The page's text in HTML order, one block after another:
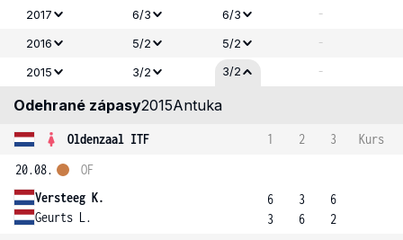
2017 6/3 6/3 -
2016 5/2 5/2 -
2015 3/2 3/2 -
Odehrané zápasy2015Antuka
Oldenzaal ITF 1 2 3
Kurs
20.08.
Versteeg K.
Geurts L.
OF
6
3
3
6
6
2